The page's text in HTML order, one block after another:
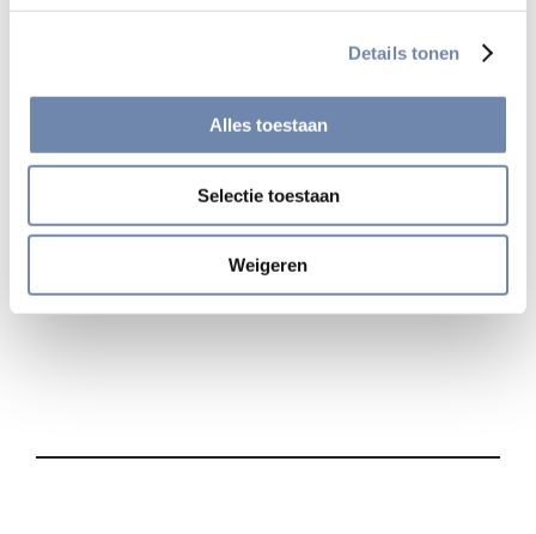
Details tonen
Alles toestaan
Selectie toestaan
Weigeren
televisieomroep van Vlaanderen
Bekijk alle nieuwsberichten
Deel